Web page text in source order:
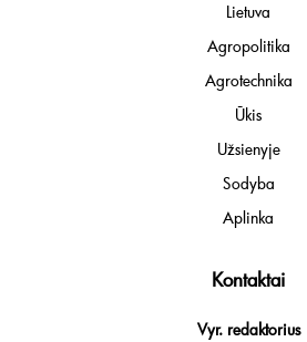
Lietuva
Agropolitika
Agrotechnika
Ūkis
Užsienyje
Sodyba
Aplinka
Kontaktai
Vyr. redaktorius